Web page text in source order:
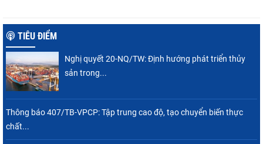
TIÊU ĐIỂM
Nghị quyết 20-NQ/TW: Định hướng phát triển thủy
sản trong...
Thông báo 407/TB-VPCP: Tập trung cao độ, tạo chuyển biến thực
chất...